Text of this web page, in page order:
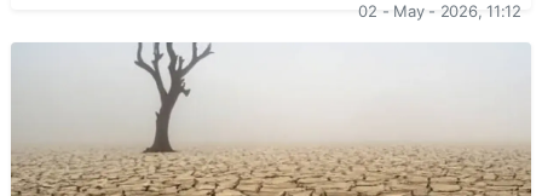
02 - May - 2026, 11:12